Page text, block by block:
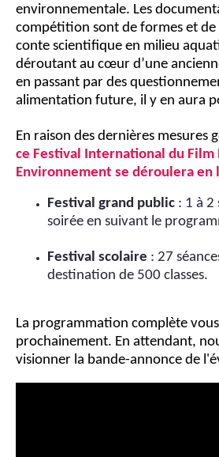
environnementale. Les
compétition sont de formes et de
conte scientifique en milieu
déroutant au cœur d’une
en passant par des
alimentation future, il y en aura
En raison des dernières mesures
ce Festival International du Film
Environnement se déroulera en
Festival grand public : 1 à 2
soirée en suivant le
Festival scolaire : 27
destination de 500 classes.
La programmation complète
prochainement. En attendant,
visionner la bande-annonce de